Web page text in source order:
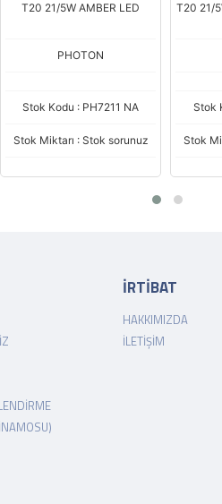
T20 21/5W AMBER LED
PHOTON
Stok Kodu : PH7211 NA
Stok Miktarı : Stok sorunuz
T20 21/
Stok
Stok
İRTİBAT
HAKKIMIZDA
İLETIŞIM